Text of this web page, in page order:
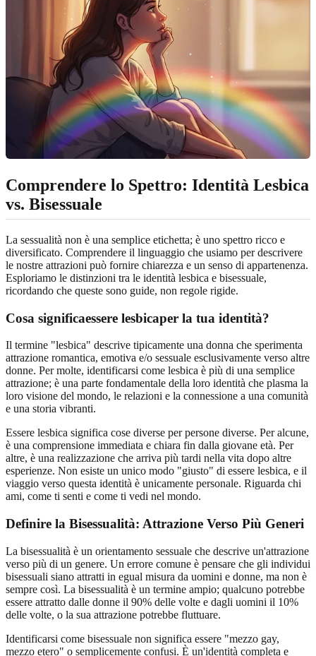
Comprendere lo Spettro: Identità Lesbica
vs. Bisessuale
La sessualità non è una semplice etichetta; è uno spettro ricco e
diversificato. Comprendere il linguaggio che usiamo per descrivere
le nostre attrazioni può fornire chiarezza e un senso di appartenenza.
Esploriamo le distinzioni tra le identità lesbica e bisessuale,
ricordando che queste sono guide, non regole rigide.
Cosa significaessere lesbicaper la tua identità?
Il termine "lesbica" descrive tipicamente una donna che sperimenta
attrazione romantica, emotiva e/o sessuale esclusivamente verso altre
donne. Per molte, identificarsi come lesbica è più di una semplice
attrazione; è una parte fondamentale della loro identità che plasma la
loro visione del mondo, le relazioni e la connessione a una comunità
e una storia vibranti.
Essere lesbica significa cose diverse per persone diverse. Per alcune,
è una comprensione immediata e chiara fin dalla giovane età. Per
altre, è una realizzazione che arriva più tardi nella vita dopo altre
esperienze. Non esiste un unico modo "giusto" di essere lesbica, e il
viaggio verso questa identità è unicamente personale. Riguarda chi
ami, come ti senti e come ti vedi nel mondo.
Definire la Bisessualità: Attrazione Verso Più Generi
La bisessualità è un orientamento sessuale che descrive un'attrazione
verso più di un genere. Un errore comune è pensare che gli individui
bisessuali siano attratti in egual misura da uomini e donne, ma non è
sempre così. La bisessualità è un termine ampio; qualcuno potrebbe
essere attratto dalle donne il 90% delle volte e dagli uomini il 10%
delle volte, o la sua attrazione potrebbe fluttuare.
Identificarsi come bisessuale non significa essere "mezzo gay,
mezzo etero" o semplicemente confusi. È un'identità completa e